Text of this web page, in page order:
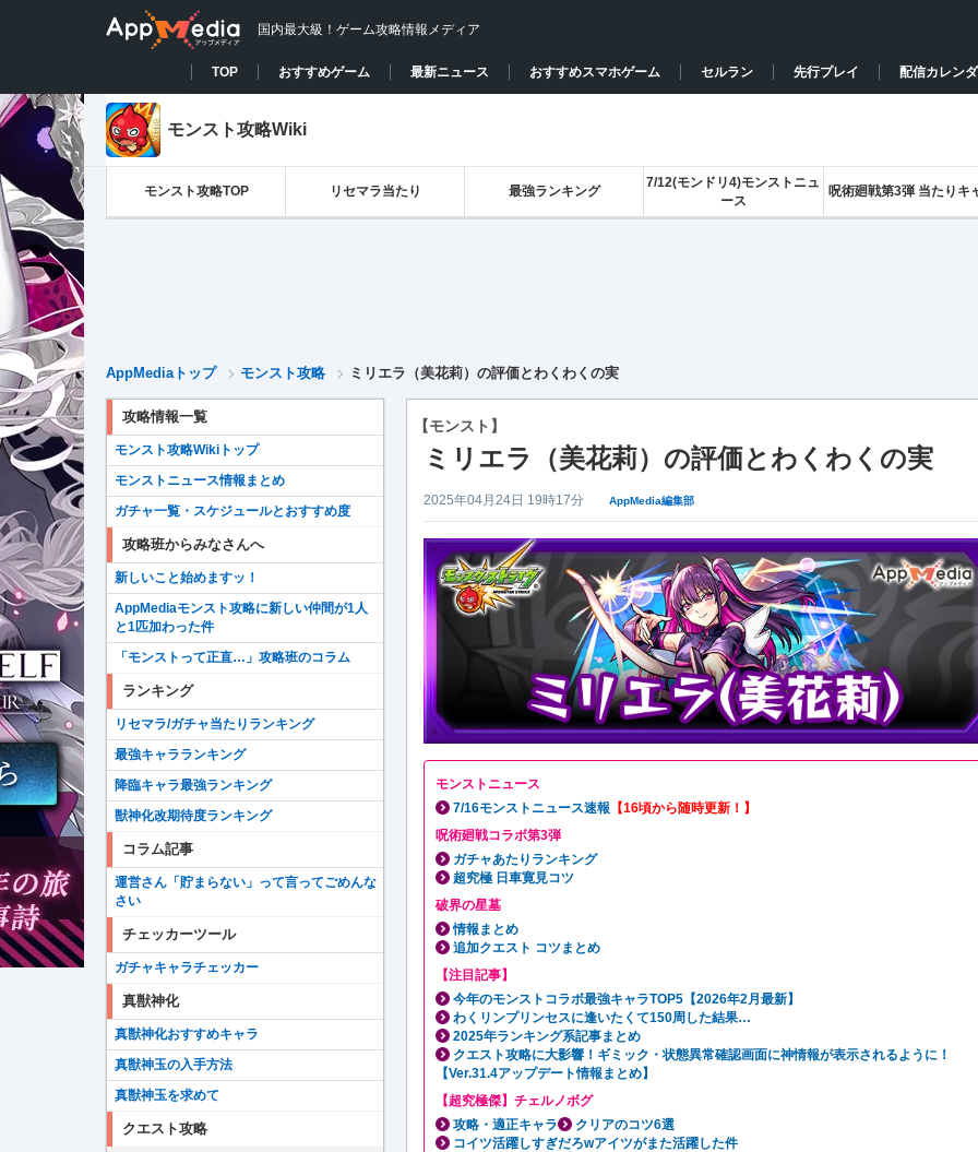
国内最大級！ゲーム攻略情報メディア
TOP おすすめゲーム 最新ニュース おすすめスマホゲーム セルラン 先行プレイ 配信カレン
モンスト攻略Wiki
モンスト攻略TOP リセマラ当たり 最強ランキング
7/12(モンドリ4)モンストニュ
ース
呪術廻戦第3弾 当たりキ
AppMediaトップ モンスト攻略 ミリエラ（美花莉）の評価とわくわくの実
【モンスト】
ミリエラ（美花莉）の評価とわくわくの実
2025年04月24日 19時17分 AppMedia編集部
モンストニュース
7/16モンストニュース速報 【16頃から随時更新！】
呪術廻戦コラボ第3弾
ガチャあたりランキング
超究極 日車寛見コツ
破界の星墓
情報まとめ
追加クエスト コツまとめ
【注目記事】
今年のモンストコラボ最強キャラTOP5【2026年2月最新】
わくリンプリンセスに逢いたくて150周した結果…
2025年ランキング系記事まとめ
クエスト攻略に大影響！ギミック・状態異常確認画面に神情報が表示されるように！
【Ver.31.4アップデート情報まとめ】
【超究極傑】チェルノボグ
攻略・適正キャラ
クリアのコツ6選
コイツ活躍しすぎだろwアイツがまた活躍した件
攻略情報一覧
モンスト攻略Wikiトップ
モンストニュース情報まとめ
ガチャ一覧・スケジュールとおすすめ度
攻略班からみなさんへ
新しいこと始めますッ！
AppMediaモンスト攻略に新しい仲間が1人
と1匹加わった件
「モンストって正直…」攻略班のコラム
ランキング
リセマラ/ガチャ当たりランキング
最強キャラランキング
降臨キャラ最強ランキング
獣神化改期待度ランキング
コラム記事
運営さん「貯まらない」って言ってごめんな
さい
チェッカーツール
ガチャキャラチェッカー
真獣神化
真獣神化おすすめキャラ
真獣神玉の入手方法
真獣神玉を求めて
クエスト攻略